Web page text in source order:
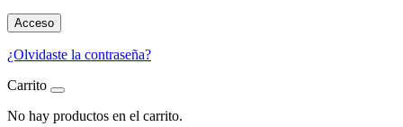
Acceso
¿Olvidaste la contraseña?
Carrito
No hay productos en el carrito.